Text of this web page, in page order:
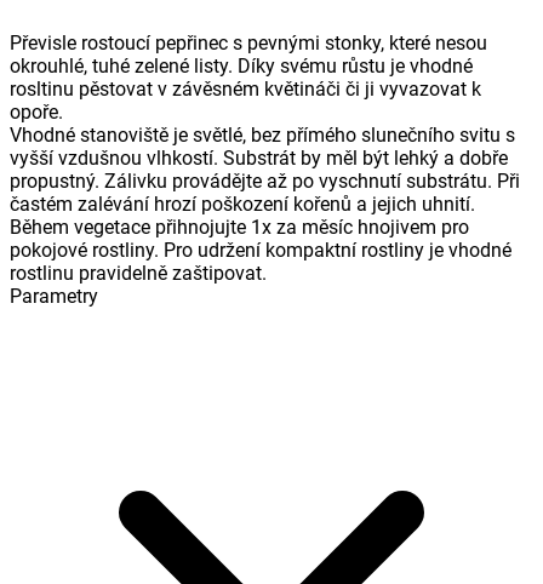
Převisle rostoucí pepřinec s pevnými stonky, které nesou
okrouhlé, tuhé zelené listy. Díky svému růstu je vhodné
rosltinu pěstovat v závěsném květináči či ji vyvazovat k
opoře.
Vhodné stanoviště je světlé, bez přímého slunečního svitu s
vyšší vzdušnou vlhkostí. Substrát by měl být lehký a dobře
propustný. Zálivku provádějte až po vyschnutí substrátu. Při
častém zalévání hrozí poškození kořenů a jejich uhnití.
Během vegetace přihnojujte 1x za měsíc hnojivem pro
pokojové rostliny. Pro udržení kompaktní rostliny je vhodné
rostlinu pravidelně zaštipovat.
Parametry